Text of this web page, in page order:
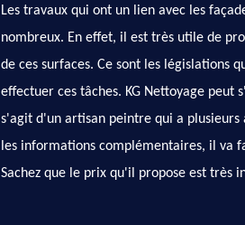
Les travaux qui ont un lien avec les
nombreux. En effet, il est très utile de
de ces surfaces. Ce sont les législations
effectuer ces tâches. KG Nettoyage peut
s'agit d'un artisan peintre qui a plusieurs
les informations complémentaires, il va
Sachez que le prix qu'il propose est très